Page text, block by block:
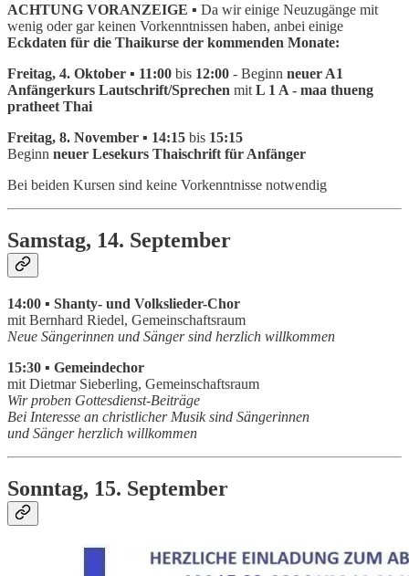
ACHTUNG VORANZEIGE ▪ Da wir einige Neuzugänge mit
wenig oder gar keinen Vorkenntnissen haben, anbei einige
Eckdaten für die Thaikurse der kommenden Monate:
Freitag, 4. Oktober ▪ 11:00 bis 12:00 - Beginn neuer A1
Anfängerkurs Lautschrift/Sprechen mit L 1 A - maa thueng
pratheet Thai
Freitag, 8. November ▪ 14:15 bis 15:15
Beginn neuer Lesekurs Thaischrift für Anfänger
Bei beiden Kursen sind keine Vorkenntnisse notwendig
Samstag, 14. September
14:00 ▪ Shanty- und Volkslieder-Chor
mit Bernhard Riedel, Gemeinschaftsraum
Neue Sängerinnen und Sänger sind herzlich willkommen
15:30 ▪ Gemeindechor
mit Dietmar Sieberling, Gemeinschaftsraum
Wir proben Gottesdienst-Beiträge
Bei Interesse an christlicher Musik sind Sängerinnen
und Sänger herzlich willkommen
Sonntag, 15. September